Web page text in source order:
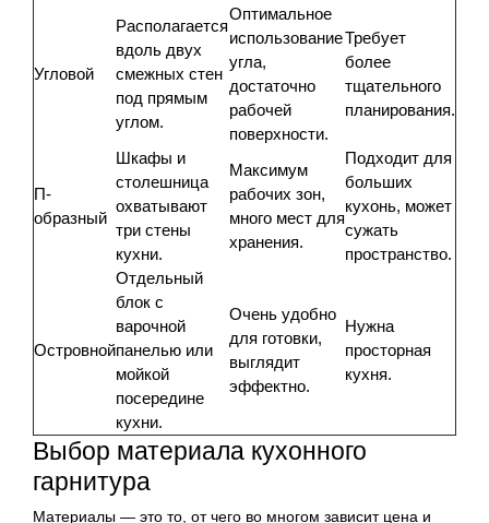
Угловой
Располагается
вдоль двух
смежных стен
под прямым
углом.
Оптимальное
использование
угла,
достаточно
рабочей
поверхности.
Требует
более
тщательного
планирования.
П-
образный
Шкафы и
столешница
охватывают
три стены
кухни.
Максимум
рабочих зон,
много мест для
хранения.
Подходит для
больших
кухонь, может
сужать
пространство.
Островной
Отдельный
блок с
варочной
панелью или
мойкой
посередине
кухни.
Очень удобно
для готовки,
выглядит
эффектно.
Нужна
просторная
кухня.
Выбор материала кухонного
гарнитура
Материалы — это то, от чего во многом зависит цена и